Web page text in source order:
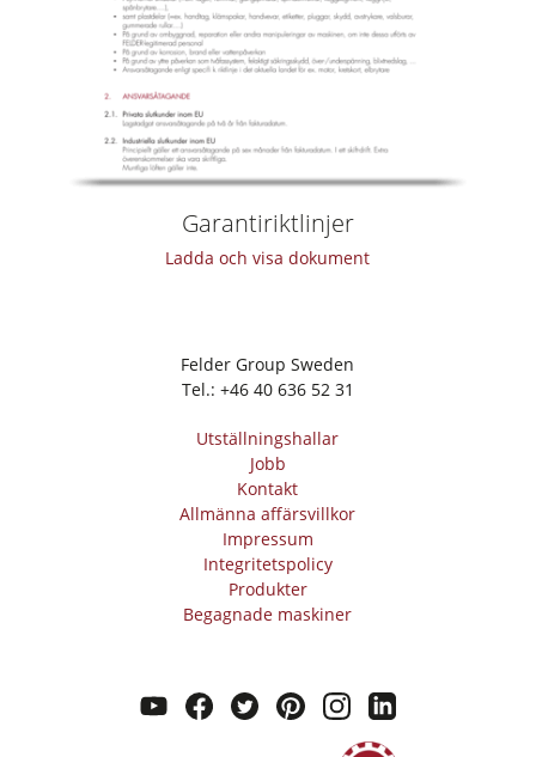
Brikettpress
Värmepressar & vakuumpressar
Spånsugar
Renluftsaggregat & utsugsenheter
Matarverk
Verkstadsutrustning
Projektledning
Garantiriktlinjer
Ladda och visa dokument
Felder Group Sweden
Tel.: +46 40 636 52 31
Utställningshallar
Jobb
Kontakt
Allmänna affärsvillkor
Impressum
Integritetspolicy
Produkter
Begagnade maskiner
youtubefacebook
twitter
pinterestinstagram
linkedin